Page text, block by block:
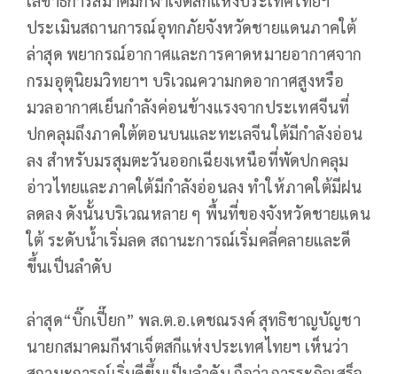
ประเมินสถานการณ์อุทกภัยจังหวัดชายแดนภาคใต้
ล่าสุด พยากรณ์อากาศและการคาดหมายอากาศจาก
กรมอุตุนิยมวิทยาฯ บริเวณความกดอากาศสูงหรือ
มวลอากาศเย็นกำลังค่อนข้างแรงจากประเทศจีนที่
ปกคลุมถึงภาคใต้ตอนบนและทะเลจีนใต้มีกำลังอ่อน
ลง สำหรับมรสุมตะวันออกเฉียงเหนือที่พัดปกคลุม
อ่าวไทยและภาคใต้มีกำลังอ่อนลง ทำให้ภาคใต้มีฝน
ลดลง ดังนั้นบริเวณหลาย ๆ พื้นที่ของจังหวัดชายแดน
ใต้ ระดับน้ำเริ่มลด สถานะการณ์เริ่มคลี่คลายและดี
ขึ้นเป็นลำดับ
ล่าสุด“บิ๊กเปี๊ยก” พล.ต.อ.เดชณรงค์ สุทธิชาญบัญชา
นายกสมาคมกีฬาเจ็ตสกีแห่งประเทศไทยฯ เห็นว่า